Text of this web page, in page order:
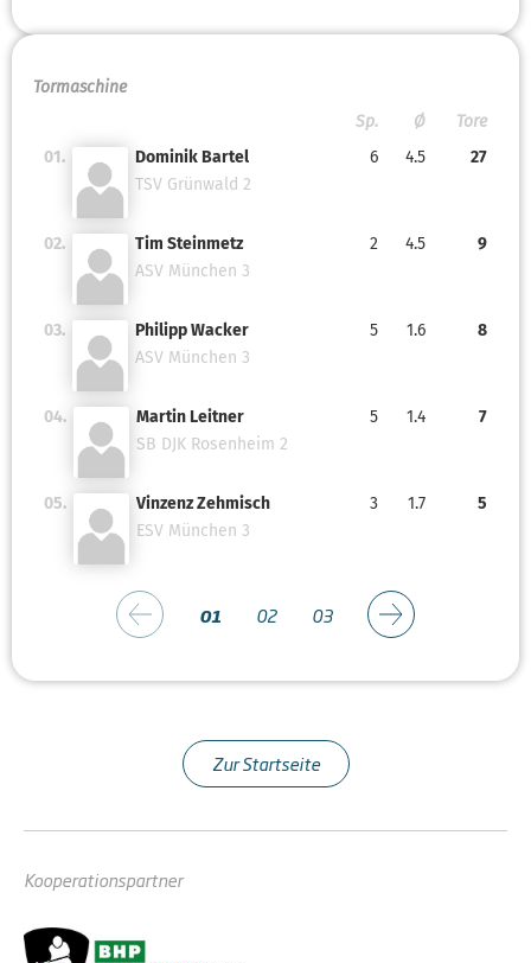
Tormaschine
Sp.
Ø
Tore
01.
Dominik Bartel
TSV Grünwald 2
6 4.5 27
02.
Tim Steinmetz
ASV München 3
2 4.5 9
03.
Philipp Wacker
ASV München 3
5 1.6 8
04.
Martin Leitner
SB DJK Rosenheim 2
5 1.4 7
05.
Vinzenz Zehmisch
ESV München 3
3 1.7 5
01 02 03
Zur Startseite
Kooperationspartner